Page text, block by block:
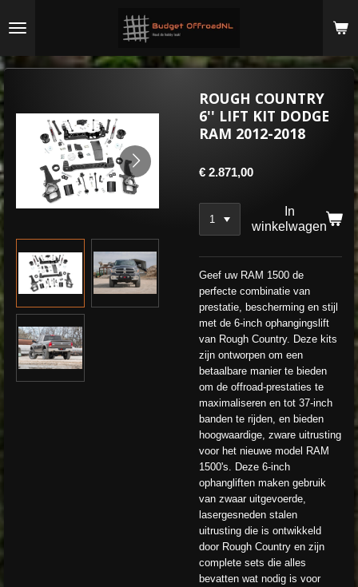
direct
ROUGH COUNTRY
6'' LIFT KIT DODGE
RAM 2012-2018
€ 2.871,00
In
winkelwagen
Geef uw RAM 1500 de
perfecte combinatie van
prestatie, bescherming en stijl
met de 6-inch ophangingslift
van Rough Country. Deze kits
zijn ontworpen om een ​​
betaalbare manier te bieden
om de offroad-prestaties te
maximaliseren en tot 37-inch
banden te rijden, en bieden
hoogwaardige, zware uitrusting
voor het nieuwe model RAM
1500's. Deze 6-inch
ophangliften maken gebruik
van zwaar uitgevoerde,
lasergesneden stalen
uitrusting die is ontwikkeld
door Rough Country en zijn
complete sets die alles
bevatten wat nodig is voor